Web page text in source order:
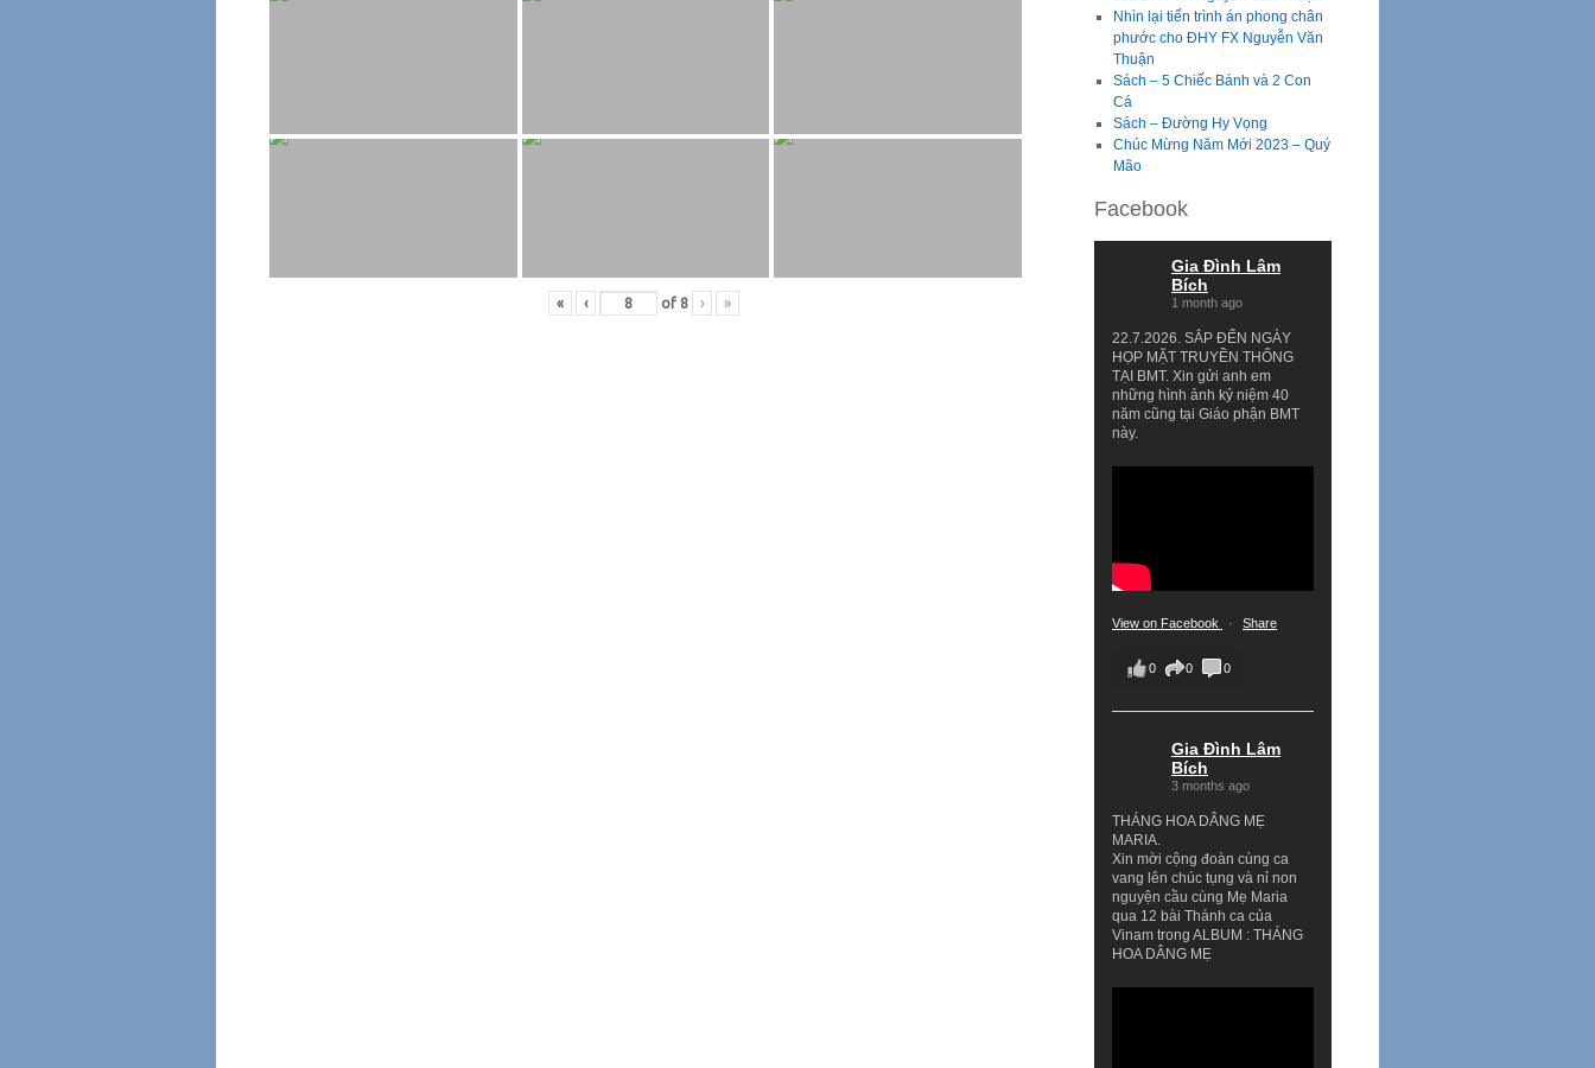
« ‹ of 8 › »
Nhìn lại tiến trình án phong chân
phước cho ĐHY FX Nguyễn Văn
Thuận
Sách – 5 Chiếc Bánh và 2 Con
Cá
Sách – Đường Hy Vọng
Chúc Mừng Năm Mới 2023 – Quý
Mão
Facebook
Gia Đình Lâm
Bích
1 month ago
22.7.2026. SẮP ĐẾN NGÀY
HỌP MẶT TRUYỀN THỐNG
TẠI BMT. Xin gửi anh em
những hình ảnh kỷ niệm 40
năm cũng tại Giáo phận BMT
này.
View on Facebook · Share
0 0 0
Gia Đình Lâm
Bích
3 months ago
THÁNG HOA DÂNG MẸ
MARIA.
Xin mời cộng đoàn cùng ca
vang lên chúc tụng và nỉ non
nguyện cầu cùng Mẹ Maria
qua 12 bài Thánh ca của
Vinam trong ALBUM : THÁNG
HOA DÂNG MẸ